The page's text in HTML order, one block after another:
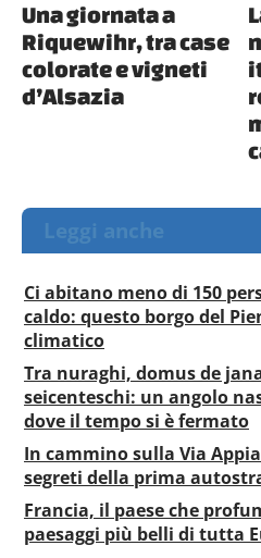
Una giornata a
Riquewihr, tra case
colorate e vigneti
d’Alsazia
Leggi anche
Ci abitano meno di 150
caldo: questo borgo del
climatico
Tra nuraghi, domus de
seicenteschi: un angolo
dove il tempo si è fermato
In cammino sulla Via
segreti della prima
Francia, il paese che
paesaggi più belli di tutta